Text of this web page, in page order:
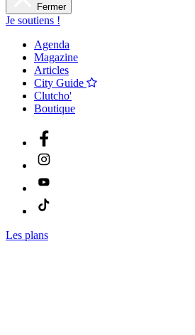
Fermer
Je soutiens !
Agenda
Magazine
Articles
City Guide
Clutcho'
Boutique
Les plans